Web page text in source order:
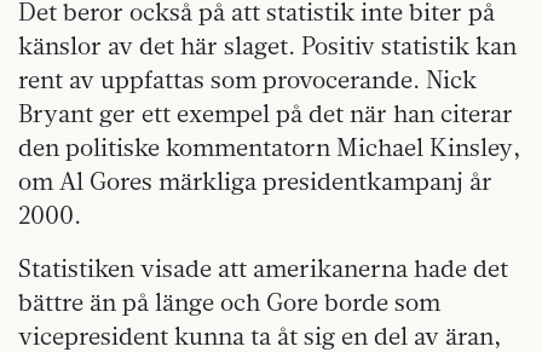
Det beror också på att statistik inte biter på
känslor av det här slaget. Positiv statistik kan
rent av uppfattas som provocerande. Nick
Bryant ger ett exempel på det när han citerar
den politiske kommentatorn Michael Kinsley,
om Al Gores märkliga presidentkampanj år
2000.
Statistiken visade att amerikanerna hade det
bättre än på länge och Gore borde som
vicepresident kunna ta åt sig en del av äran,